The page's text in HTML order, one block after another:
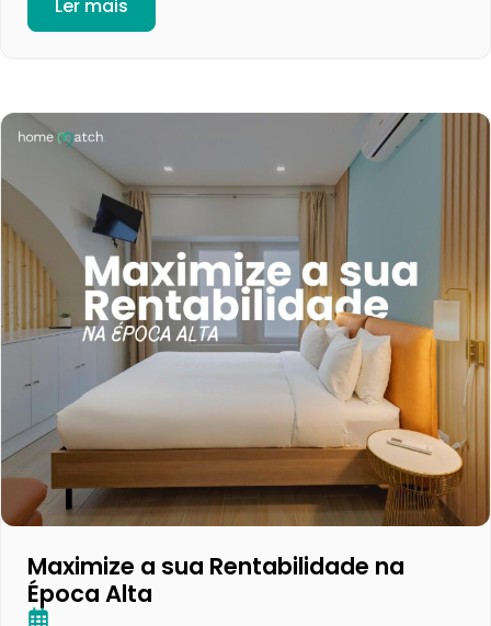
Ler mais
Maximize a sua Rentabilidade na
Época Alta